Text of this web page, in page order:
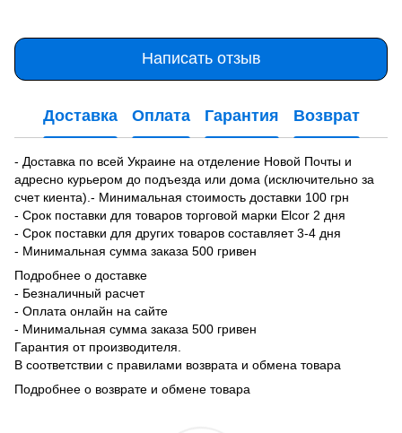
Написать отзыв
Доставка Оплата Гарантия Возврат
- Доставка по всей Украине на отделение Новой Почты и
адресно курьером до подъезда или дома (исключительно за
счет киента).- Минимальная стоимость доставки 100 грн
- Срок поставки для товаров торговой марки Elcor 2 дня
- Срок поставки для других товаров составляет 3-4 дня
- Минимальная сумма заказа 500 гривен
Подробнее о доставке
- Безналичный расчет
- Оплата онлайн на сайте
- Минимальная сумма заказа 500 гривен
Гарантия от производителя.
В соответствии с правилами возврата и обмена товара
Подробнее о возврате и обмене товара